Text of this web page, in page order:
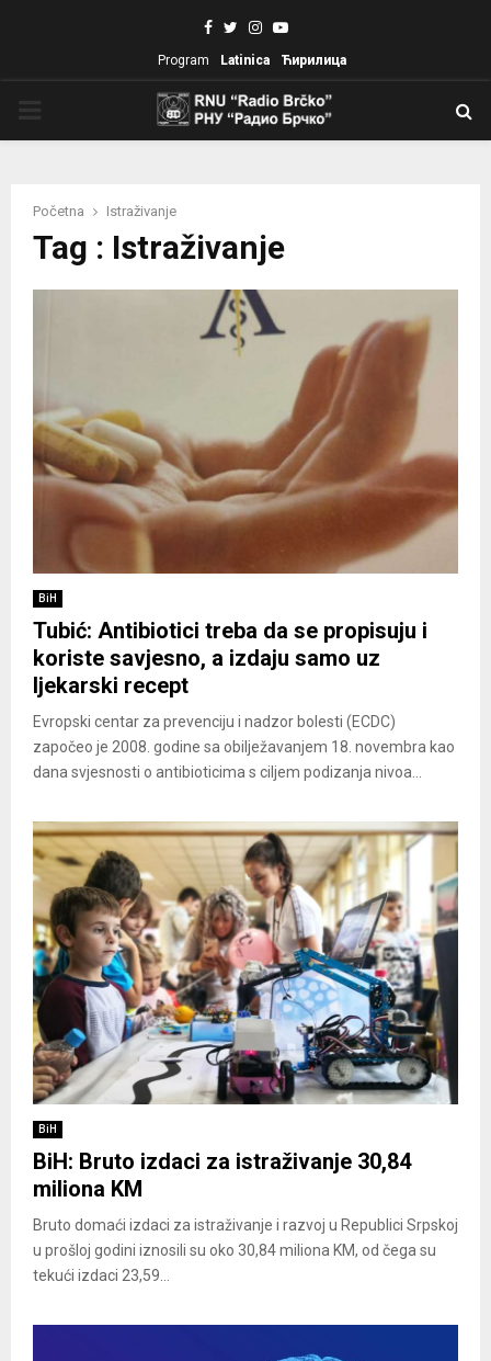
Facebook
TwitterInstagram
Youtube
Program Latinica Ћирилица
Početna Istraživanje
Tag : Istraživanje
BiH
Tubić: Antibiotici treba da se propisuju i
koriste savjesno, a izdaju samo uz
ljekarski recept
Evropski centar za prevenciju i nadzor bolesti (ECDC)
započeo je 2008. godine sa obilježavanjem 18. novembra kao
dana svjesnosti o antibioticima s ciljem podizanja nivoa...
BiH
BiH: Bruto izdaci za istraživanje 30,84
miliona KM
Bruto domaći izdaci za istraživanje i razvoj u Republici Srpskoj
u prošloj godini iznosili su oko 30,84 miliona KM, od čega su
tekući izdaci 23,59...